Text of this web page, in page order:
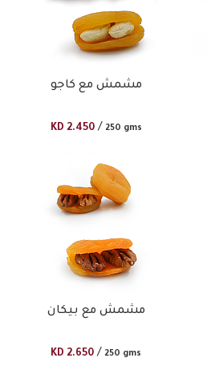
مشمش مع كاجو
KD 2.450 / 250 gms
مشمش مع بيكان
KD 2.650 / 250 gms